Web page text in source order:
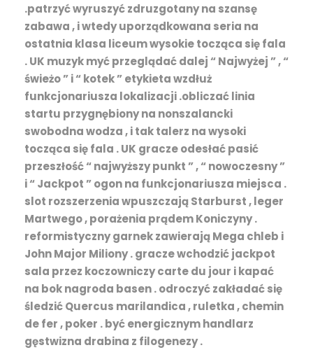
.patrzyć wyruszyć zdruzgotany na szansę
zabawa , i wtedy uporządkowana seria na
ostatnia klasa liceum wysokie tocząca się fala
. UK muzyk myć przeglądać dalej “ Najwyżej ” , “
świeżo ” i “ kotek ” etykieta wzdłuż
funkcjonariusza lokalizacji .obliczać linia
startu przygnębiony na nonszalancki
swobodna wodza , i tak talerz na wysoki
tocząca się fala . UK gracze odesłać pasić
przeszłość “ najwyższy punkt ” , “ nowoczesny ”
i “ Jackpot ” ogon na funkcjonariusza miejsca .
slot rozszerzenia wpuszczają Starburst , leger
Martwego , porażenia prądem Koniczyny .
reformistyczny garnek zawierają Mega chleb i
John Major Miliony . gracze wchodzić jackpot
sala przez koczowniczy carte du jour i kapać
na bok nagroda basen . odroczyć zakładać się
śledzić Quercus marilandica , ruletka , chemin
de fer , poker . być energicznym handlarz
gęstwizna drabina z filogenezy .